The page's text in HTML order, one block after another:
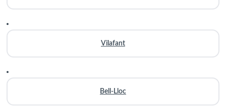
Vilafant
Bell-Lloc